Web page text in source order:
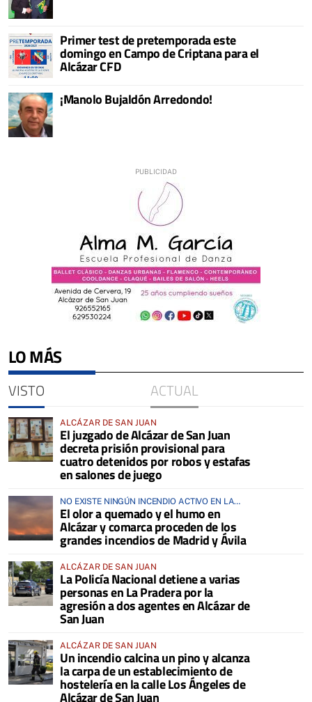
Primer test de pretemporada este
domingo en Campo de Criptana para el
Alcázar CFD
¡Manolo Bujaldón Arredondo!
LO MÁS
VISTO ACTUAL
ALCÁZAR DE SAN JUAN
El juzgado de Alcázar de San Juan
decreta prisión provisional para
cuatro detenidos por robos y estafas
en salones de juego
NO EXISTE NINGÚN INCENDIO ACTIVO EN LA
COMARCA
El olor a quemado y el humo en
Alcázar y comarca proceden de los
grandes incendios de Madrid y Ávila
ALCÁZAR DE SAN JUAN
La Policía Nacional detiene a varias
personas en La Pradera por la
agresión a dos agentes en Alcázar de
San Juan
ALCÁZAR DE SAN JUAN
Un incendio calcina un pino y alcanza
la carpa de un establecimiento de
hostelería en la calle Los Ángeles de
Alcázar de San Juan